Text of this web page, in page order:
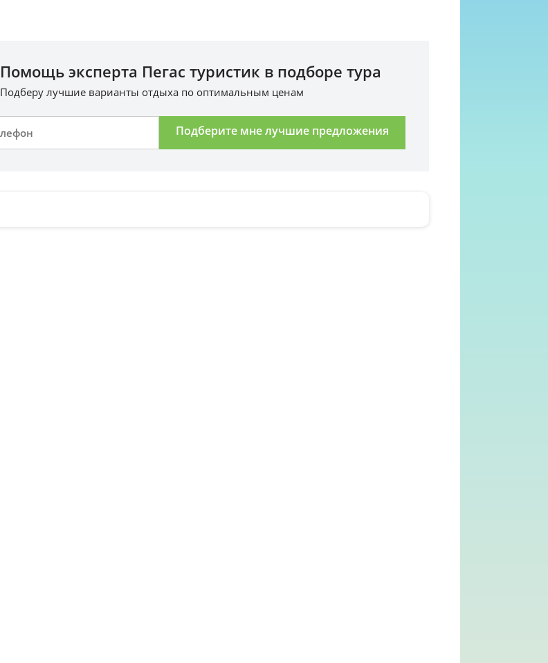
Помощь эксперта Пегас туристик в подборе тура
Подберу лучшие варианты отдыха по оптимальным ценам
Подберите мне лучшие предложения